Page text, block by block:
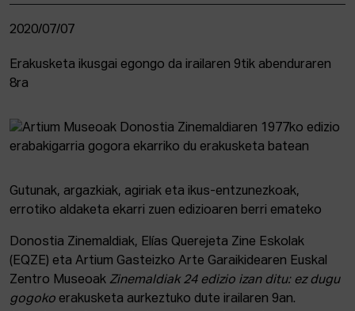
2020/07/07
Erakusketa ikusgai egongo da irailaren 9tik abenduraren
8ra
Gutunak, argazkiak, agiriak eta ikus-entzunezkoak,
errotiko aldaketa ekarri zuen edizioaren berri emateko
Donostia Zinemaldiak, Elías Querejeta Zine Eskolak
(EQZE) eta Artium Gasteizko Arte Garaikidearen Euskal
Zentro Museoak Zinemaldiak 24 edizio izan ditu: ez dugu
gogoko erakusketa aurkeztuko dute irailaren 9an.